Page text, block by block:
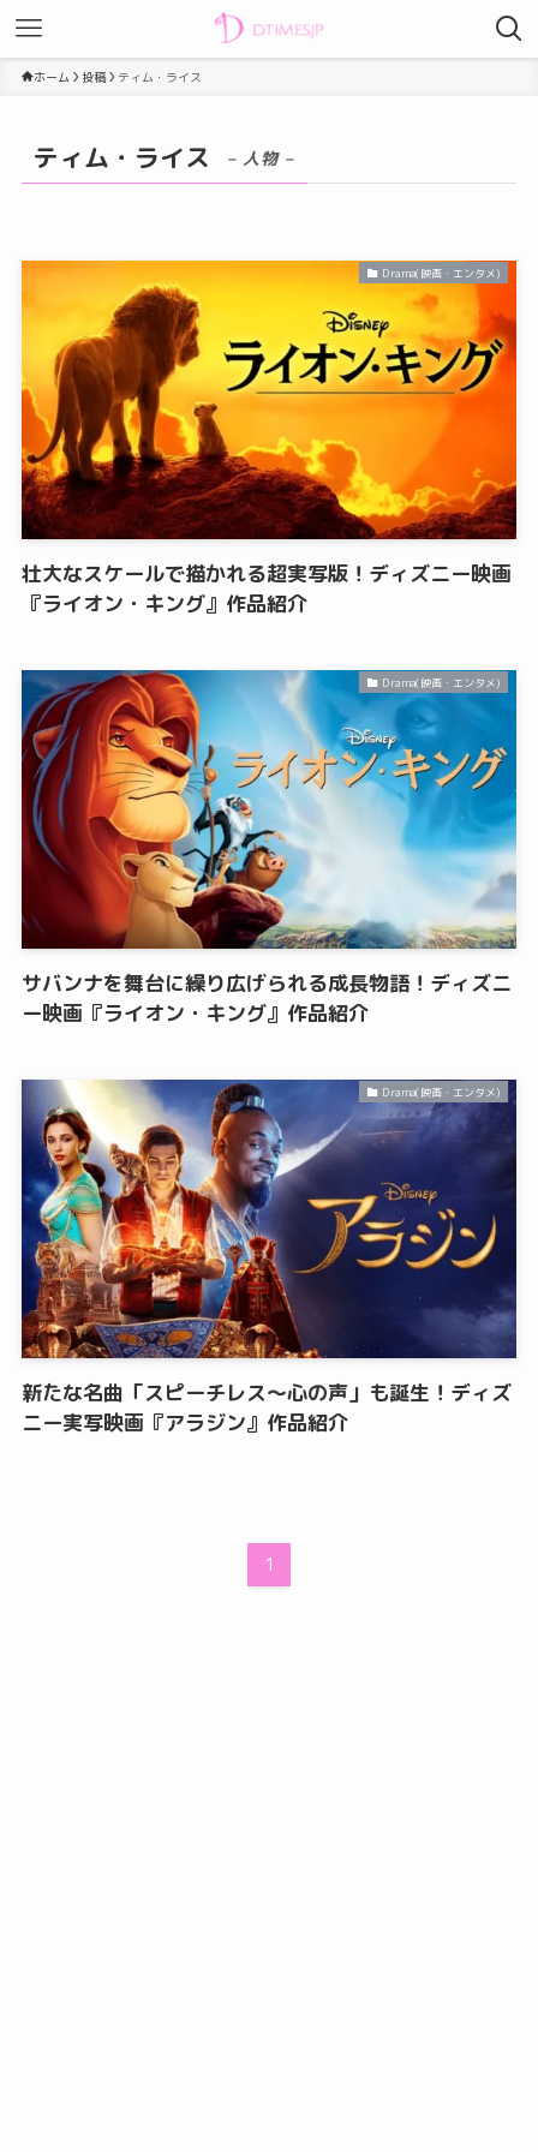
ホーム 投稿 ティム・ライス
ティム・ライス – 人物 –
Drama(映画・エンタメ)
壮大なスケールで描かれる超実写版！ディズニー映画
『ライオン・キング』作品紹介
Drama(映画・エンタメ)
サバンナを舞台に繰り広げられる成長物語！ディズニ
ー映画『ライオン・キング』作品紹介
Drama(映画・エンタメ)
新たな名曲「スピーチレス〜心の声」も誕生！ディズ
ニー実写映画『アラジン』作品紹介
1